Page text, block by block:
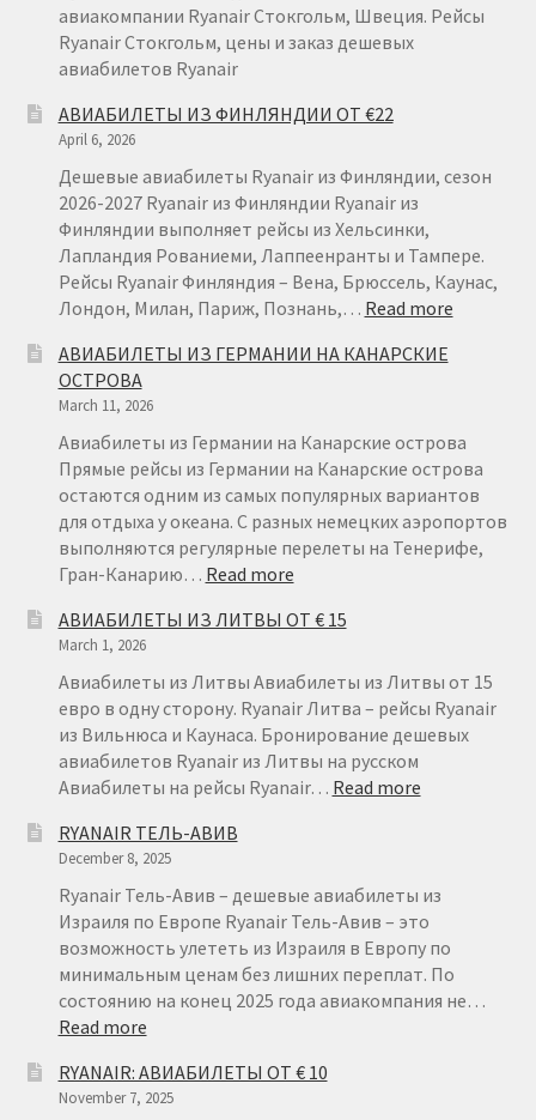
авиакомпании Ryanair Стокгольм, Швеция. Рейсы
Ryanair Стокгольм, цены и заказ дешевых
авиабилетов Ryanair
АВИАБИЛЕТЫ ИЗ ФИНЛЯНДИИ ОТ €22
April 6, 2026
Дешевые авиабилеты Ryanair из Финляндии, сезон
2026-2027 Ryanair из Финляндии Ryanair из
Финляндии выполняет рейсы из Хельсинки,
Лапландия Рованиеми, Лаппеенранты и Тампере.
Рейсы Ryanair Финляндия – Вена, Брюссель, Каунас,
Лондон, Милан, Париж, Познань,… Read more:
€22
АВИАБИЛЕТЫ ИЗ ГЕРМАНИИ НА КАНАРСКИЕ
ОСТРОВА
March 11, 2026
Авиабилеты из Германии на Канарские острова
Прямые рейсы из Германии на Канарские острова
остаются одним из самых популярных вариантов
для отдыха у океана. С разных немецких аэропортов
выполняются регулярные перелеты на Тенерифе,
Гран-Канарию… Read more:
ИЗ
НА
КАНАРСКИЕ
ОСТРОВА
АВИАБИЛЕТЫ ИЗ ЛИТВЫ ОТ € 15
March 1, 2026
Авиабилеты из Литвы Авиабилеты из Литвы от 15
евро в одну сторону. Ryanair Литва – рейсы Ryanair
из Вильнюса и Каунаса. Бронирование дешевых
авиабилетов Ryanair из Литвы на русском
Авиабилеты на рейсы Ryanair… Read more:
ОТ
€
15
RYANAIR ТЕЛЬ-АВИВ
December 8, 2025
Ryanair Тель-Авив – дешевые авиабилеты из
Израиля по Европе Ryanair Тель-Авив – это
возможность улететь из Израиля в Европу по
минимальным ценам без лишних переплат. По
состоянию на конец 2025 года авиакомпания не…
Read more:
ТЕЛЬ-
АВИВ
RYANAIR: АВИАБИЛЕТЫ ОТ € 10
November 7, 2025